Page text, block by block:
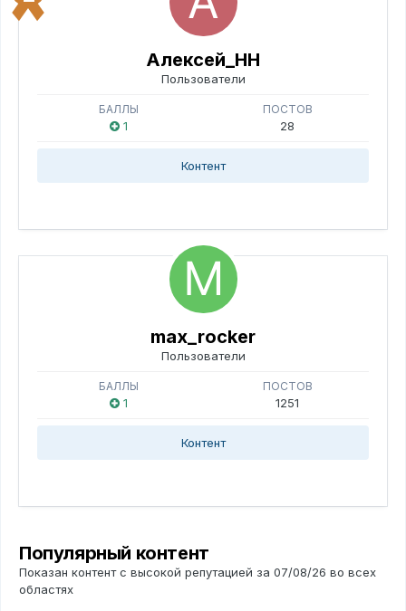
Алексей_НН
Пользователи
БАЛЛЫ
1
ПОСТОВ
28
Контент
max_rocker
Пользователи
БАЛЛЫ
1
ПОСТОВ
1251
Контент
Популярный контент
Показан контент с высокой репутацией за 07/08/26 во всех
областях